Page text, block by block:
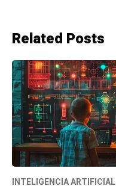
Related Posts
INTELIGENCIA ARTIFICIAL